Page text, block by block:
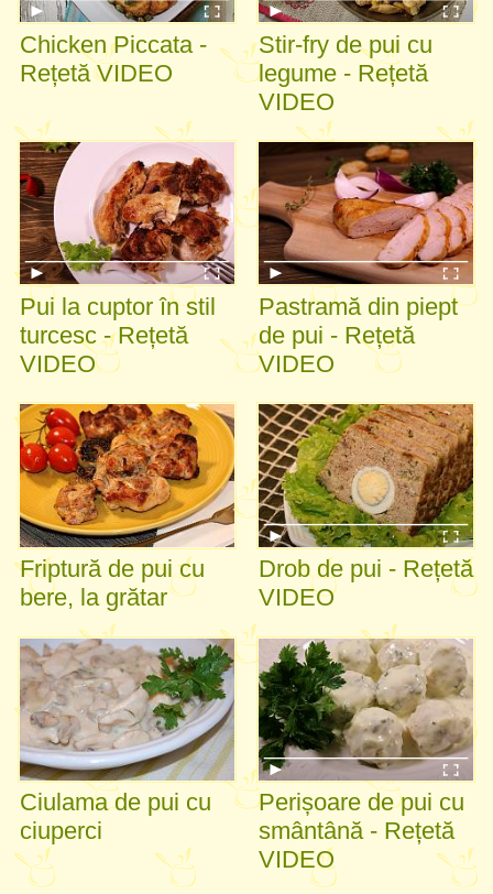
Chicken Piccata -
Rețetă VIDEO
Stir-fry de pui cu
legume - Rețetă
VIDEO
Pui la cuptor în stil
turcesc - Rețetă
VIDEO
Pastramă din piept
de pui - Rețetă
VIDEO
Friptură de pui cu
bere, la grătar
Drob de pui - Rețetă
VIDEO
Ciulama de pui cu
ciuperci
Perișoare de pui cu
smântână - Rețetă
VIDEO